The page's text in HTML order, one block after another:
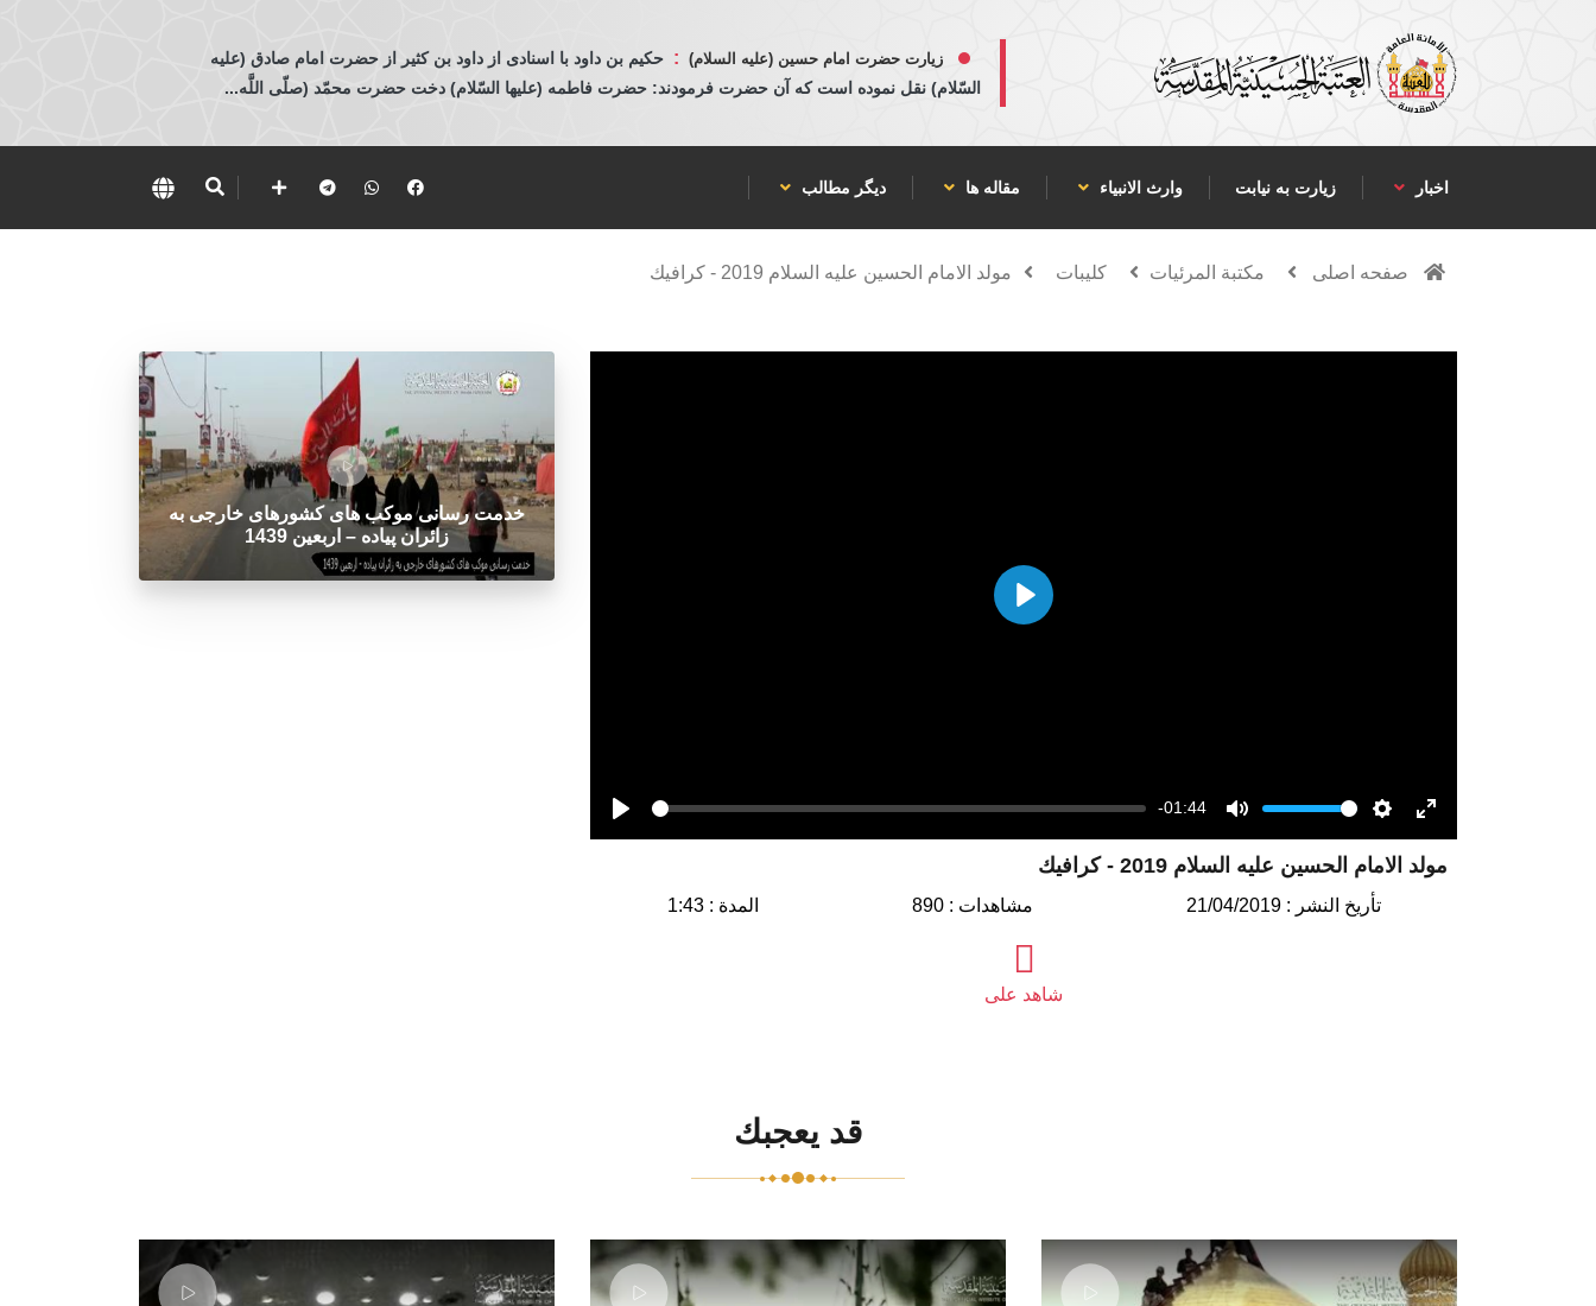
زیارت حضرت امام حسین (علیه السلام) : حكيم بن داود با اسنادی از داود بن كثير از حضرت امام صادق (عليه
السّلام) نقل نموده است كه آن حضرت فرمودند: حضرت فاطمه (عليها السّلام) دخت حضرت محمّد (صلّى اللَّه...
اخبار زیارت به نیابت وارث الانبياء مقاله ها دیگر مطالب
صفحه اصلی مكتبة المرئيات كليبات مولد الامام الحسين عليه السلام 2019 - كرافيك
Play
Play
Seek -01:44
Mute
Volume
Settings
Enter
fullscreenمولد الامام الحسين عليه السلام 2019 - كرافيك
تأريخ النشر : 21/04/2019 مشاهدات : 890 المدة : 1:43
شاهد على
خدمت رسانی موکب های کشورهای خارجی به
زائران پیاده – اربعین 1439
قد يعجبك